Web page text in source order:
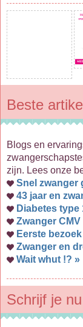
Beste
Blogs en
zijn. Lees onze
Snel zwanger
43 jaar en
Diabetes type
Zwanger
Eerste
Zwanger en
Wait whut !? »
Schrijf je